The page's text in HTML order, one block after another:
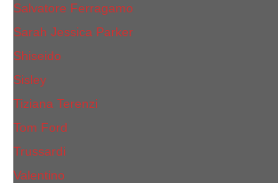
Salvatore Ferragamo
Sarah Jessica Parker
Shiseido
Sisley
Tiziana Terenzi
Tom Ford
Trussardi
Valentino